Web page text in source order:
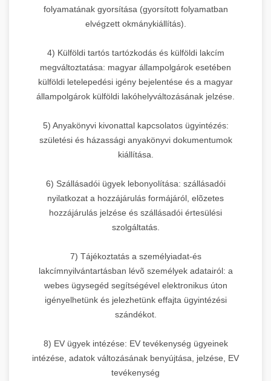
folyamatának gyorsítása (gyorsított folyamatban
elvégzett okmánykiállítás).
4) Külföldi tartós tartózkodás és külföldi lakcím
megváltoztatása: magyar állampolgárok esetében
külföldi letelepedési igény bejelentése és a magyar
állampolgárok külföldi lakóhelyváltozásának jelzése.
5) Anyakönyvi kivonattal kapcsolatos ügyintézés:
születési és házassági anyakönyvi dokumentumok
kiállítása.
6) Szállásadói ügyek lebonyolítása: szállásadói
nyilatkozat a hozzájárulás formájáról, elõzetes
hozzájárulás jelzése és szállásadói értesülési
szolgáltatás.
7) Tájékoztatás a személyiadat-és
lakcímnyilvántartásban lévõ személyek adatairól: a
webes ügysegéd segítségével elektronikus úton
igényelhetünk és jelezhetünk effajta ügyintézési
szándékot.
8) EV ügyek intézése: EV tevékenység ügyeinek
intézése, adatok változásának benyújtása, jelzése, EV
tevékenység